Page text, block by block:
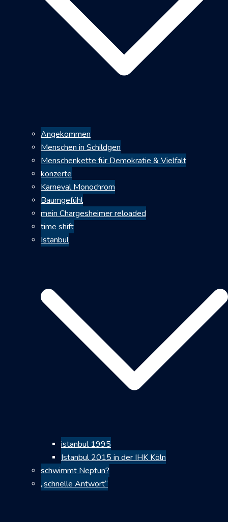
Angekommen
Menschen in Schildgen
Menschenkette für Demokratie & Vielfalt
konzerte
Karneval Monochrom
Baumgefühl
mein Chargesheimer reloaded
time shift
Istanbul
istanbul 1995
Istanbul 2015 in der IHK Köln
schwimmt Neptun?
„schnelle Antwort“